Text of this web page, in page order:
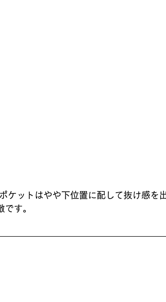
ケットはやや下位置に配して抜け感を
す。